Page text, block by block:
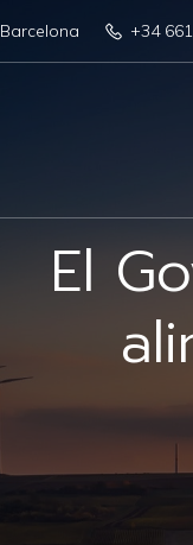
Barcelona +34
El